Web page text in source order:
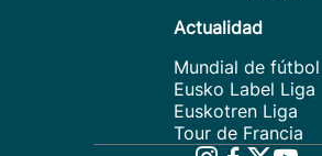
Actualidad
Mundial de fútbol
Eusko Label Liga
Euskotren Liga
Tour de Francia